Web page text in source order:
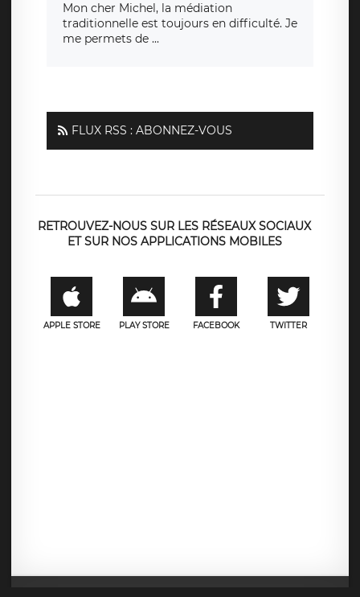
Mon cher Michel, la médiation
traditionnelle est toujours en difficulté. Je
me permets de ...
FLUX RSS : ABONNEZ-VOUS
RETROUVEZ-NOUS SUR LES RÉSEAUX SOCIAUX
ET SUR NOS APPLICATIONS MOBILES
APPLE STORE PLAY STORE FACEBOOK TWITTER